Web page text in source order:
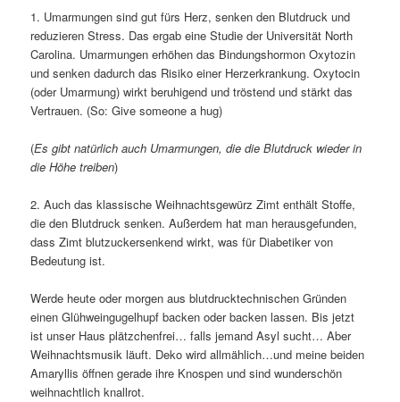
1. Umarmungen sind gut fürs Herz, senken den Blutdruck und
reduzieren Stress. Das ergab eine Studie der Universität North
Carolina. Umarmungen erhöhen das Bindungshormon Oxytozin
und senken dadurch das Risiko einer Herzerkrankung. Oxytocin
(oder Umarmung) wirkt beruhigend und tröstend und stärkt das
Vertrauen. (So: Give someone a hug)
(Es gibt natürlich auch Umarmungen, die die Blutdruck wieder in
die Höhe treiben)
2. Auch das klassische Weihnachtsgewürz Zimt enthält Stoffe,
die den Blutdruck senken. Außerdem hat man herausgefunden,
dass Zimt blutzuckersenkend wirkt, was für Diabetiker von
Bedeutung ist.
Werde heute oder morgen aus blutdrucktechnischen Gründen
einen Glühweingugelhupf backen oder backen lassen. Bis jetzt
ist unser Haus plätzchenfrei… falls jemand Asyl sucht… Aber
Weihnachtsmusik läuft. Deko wird allmählich…und meine beiden
Amaryllis öffnen gerade ihre Knospen und sind wunderschön
weihnachtlich knallrot.